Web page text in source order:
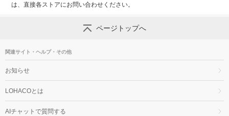
は、直接各ストアにお問い合わせください。
ページトップへ
関連サイト・ヘルプ・その他
お知らせ
LOHACOとは
AIチャットで質問する